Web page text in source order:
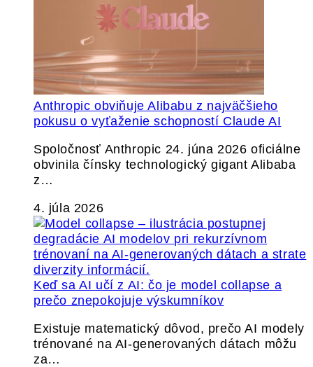
Anthropic obviňuje Alibabu z najväčšieho
pokusu o vyťaženie schopností Claude AI
Spoločnosť Anthropic 24. júna 2026 oficiálne
obvinila čínsky technologický gigant Alibaba
z…
4. júla 2026
Keď sa AI učí z AI: čo je model collapse a
prečo znepokojuje výskumníkov
Existuje matematický dôvod, prečo AI modely
trénované na AI-generovaných dátach môžu
za…